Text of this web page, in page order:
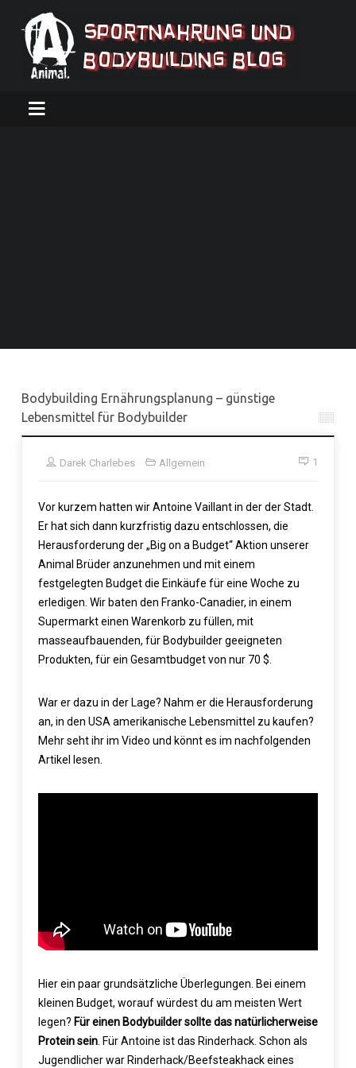
Bodybuilding Ernährungsplanung – günstige
Lebensmittel für Bodybuilder
Darek Charlebes Allgemein 1
Vor kurzem hatten wir Antoine Vaillant in der der Stadt.
Er hat sich dann kurzfristig dazu entschlossen, die
Herausforderung der „Big on a Budget“ Aktion unserer
Animal Brüder anzunehmen und mit einem
festgelegten Budget die Einkäufe für eine Woche zu
erledigen. Wir baten den Franko-Canadier, in einem
Supermarkt einen Warenkorb zu füllen, mit
masseaufbauenden, für Bodybuilder geeigneten
Produkten, für ein Gesamtbudget von nur 70 $.
War er dazu in der Lage? Nahm er die Herausforderung
an, in den USA amerikanische Lebensmittel zu kaufen?
Mehr seht ihr im Video und könnt es im nachfolgenden
Artikel lesen.
Hier ein paar grundsätzliche Überlegungen. Bei einem
kleinen Budget, worauf würdest du am meisten Wert
legen? Für einen Bodybuilder sollte das natürlicherweise
Protein sein. Für Antoine ist das Rinderhack. Schon als
Jugendlicher war Rinderhack/Beefsteakhack eines